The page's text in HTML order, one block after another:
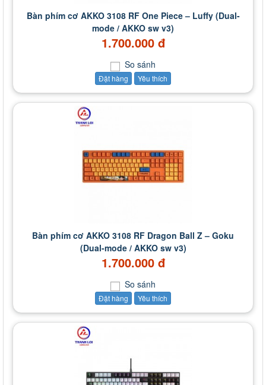
Bàn phím cơ AKKO 3108 RF One Piece – Luffy (Dual-
mode / AKKO sw v3)
1.700.000 đ
So sánh
Đặt hàng Yêu thích
Bàn phím cơ AKKO 3108 RF Dragon Ball Z – Goku
(Dual-mode / AKKO sw v3)
1.700.000 đ
So sánh
Đặt hàng Yêu thích